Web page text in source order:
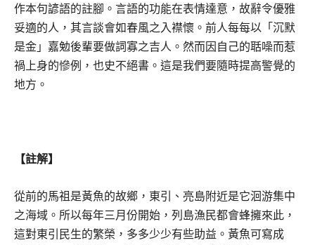
作本句諺語的註腳。言語的功能在表情達意，故辭令優雅
妥適的人，其言談會如春風之入襟懷。前人每每以「沉默
是金」嘉勉後輩要做詞寡之吉人。然而因自己的聒噪而惹
禍上身的慘例，也史不絕書。這是我們要隨時提高警覺的
地方。
【註解】
從前的馬祖是黃魚的故鄉，東引、亮島附近是它洄游集中
之海域。所以每年三月份開始，列島漁民都會蜂擁來此，
這對東引民生的繁榮，多多少少有些助益。黃魚可寫成